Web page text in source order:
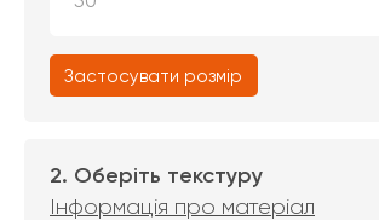
Застосувати розмір
2. Оберіть текстуру
Інформація про матеріал